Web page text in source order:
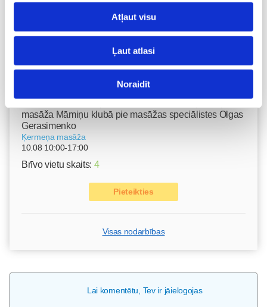
Atļaut visu
Ļaut atlasi
Noraidīt
Izpārdots
Nodarbības citā laikā
masāža Māmiņu klubā pie masāžas speciālistes Olgas
Gerasimenko
Ķermeņa masāža
10.08 10:00-17:00
Brīvo vietu skaits: 4
Pieteikties
Visas nodarbības
Lai komentētu, Tev ir jāielogojas